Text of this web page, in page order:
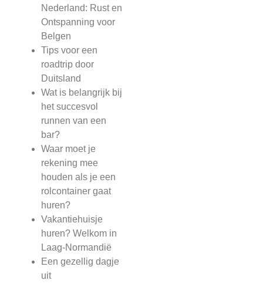
Nederland: Rust en
Ontspanning voor
Belgen
Tips voor een
roadtrip door
Duitsland
Wat is belangrijk bij
het succesvol
runnen van een
bar?
Waar moet je
rekening mee
houden als je een
rolcontainer gaat
huren?
Vakantiehuisje
huren? Welkom in
Laag-Normandië
Een gezellig dagje
uit